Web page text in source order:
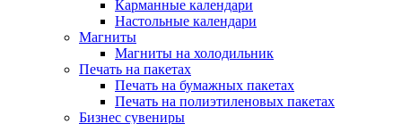
Карманные календари
Настольные календари
Магниты
Магниты на холодильник
Печать на пакетах
Печать на бумажных пакетах
Печать на полиэтиленовых пакетах
Бизнес сувениры